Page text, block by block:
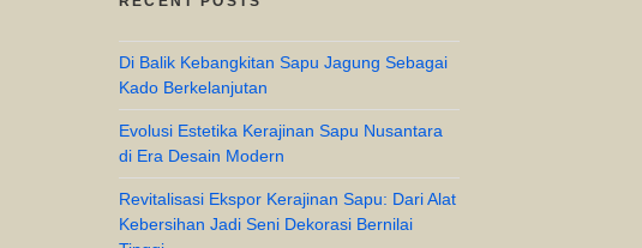
Di Balik Kebangkitan Sapu Jagung Sebagai
Kado Berkelanjutan
Evolusi Estetika Kerajinan Sapu Nusantara
di Era Desain Modern
Revitalisasi Ekspor Kerajinan Sapu: Dari Alat
Kebersihan Jadi Seni Dekorasi Bernilai